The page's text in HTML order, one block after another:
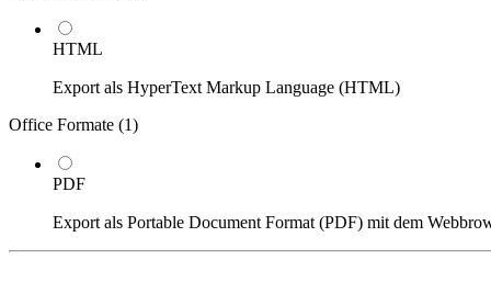
HTML
Export als HyperText Markup Language (HTML)
Office Formate (1)
PDF
Export als Portable Document Format (PDF) mit dem